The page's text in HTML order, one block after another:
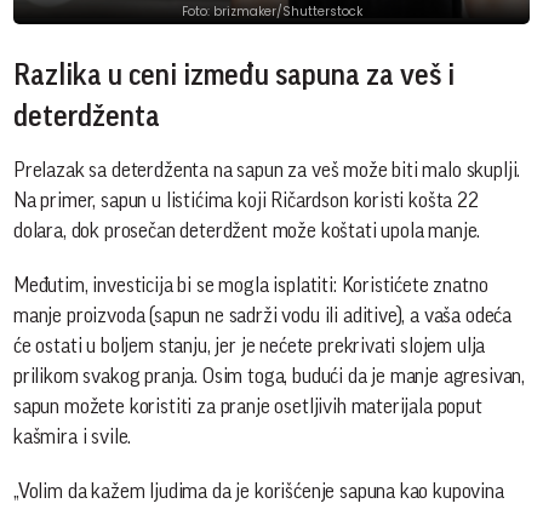
Foto: brizmaker/Shutterstock
Razlika u ceni između sapuna za veš i
deterdženta
Prelazak sa deterdženta na sapun za veš može biti malo skuplji.
Na primer, sapun u listićima koji Ričardson koristi košta 22
dolara, dok prosečan deterdžent može koštati upola manje.
Međutim, investicija bi se mogla isplatiti: Koristićete znatno
manje proizvoda (sapun ne sadrži vodu ili aditive), a vaša odeća
će ostati u boljem stanju, jer je nećete prekrivati slojem ulja
prilikom svakog pranja. Osim toga, budući da je manje agresivan,
sapun možete koristiti za pranje osetljivih materijala poput
kašmira i svile.
„Volim da kažem ljudima da je korišćenje sapuna kao kupovina